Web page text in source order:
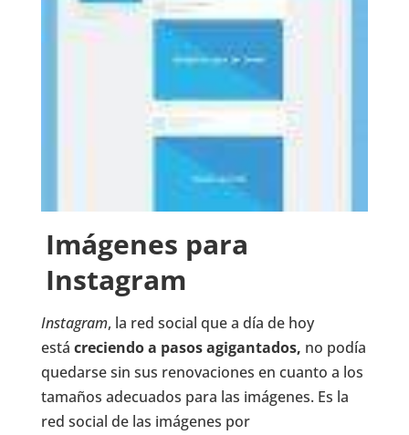
Imágenes para
Instagram
Instagram, la red social que a día de hoy
está creciendo a pasos agigantados, no podía
quedarse sin sus renovaciones en cuanto a los
tamaños adecuados para las imágenes. Es la
red social de las imágenes por